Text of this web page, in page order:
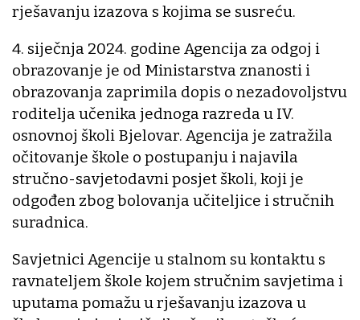
rješavanju izazova s kojima se susreću.
4. siječnja 2024. godine Agencija za odgoj i
obrazovanje je od Ministarstva znanosti i
obrazovanja zaprimila dopis o nezadovoljstvu
roditelja učenika jednoga razreda u IV.
osnovnoj školi Bjelovar. Agencija je zatražila
očitovanje škole o postupanju i najavila
stručno-savjetodavni posjet školi, koji je
odgođen zbog bolovanja učiteljice i stručnih
suradnica.
Savjetnici Agencije u stalnom su kontaktu s
ravnateljem škole kojem stručnim savjetima i
uputama pomažu u rješavanju izazova u